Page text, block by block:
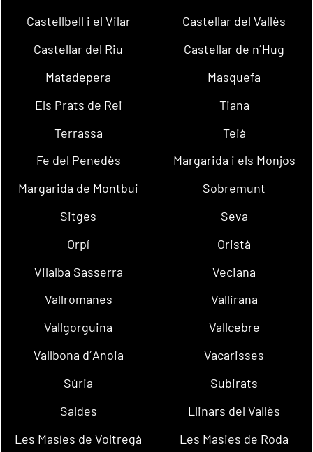
Castellbell i el Vilar
Castellar del Vallès
Castellar del Riu
Castellar de n´Hug
Matadepera
Masquefa
Els Prats de Rei
Tiana
Terrassa
Teià
Fe del Penedès
Margarida i els Monjos
Margarida de Montbui
Sobremunt
Sitges
Seva
Orpí
Oristà
Vilalba Sasserra
Veciana
Vallromanes
Vallirana
Vallgorguina
Vallcebre
Vallbona d´Anoia
Vacarisses
Súria
Subirats
Saldes
Llinars del Vallès
Les Masíes de Voltregà
Les Masies de Roda